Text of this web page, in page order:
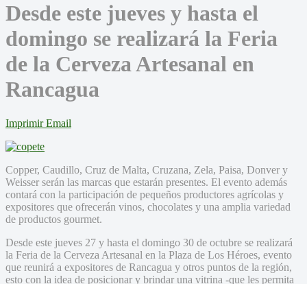
Desde este jueves y hasta el
domingo se realizará la Feria
de la Cerveza Artesanal en
Rancagua
Imprimir Email
Copper, Caudillo, Cruz de Malta, Cruzana, Zela, Paisa, Donver y
Weisser serán las marcas que estarán presentes. El evento además
contará con la participación de pequeños productores agrícolas y
expositores que ofrecerán vinos, chocolates y una amplia variedad
de productos gourmet.
Desde este jueves 27 y hasta el domingo 30 de octubre se realizará
la Feria de la Cerveza Artesanal en la Plaza de Los Héroes, evento
que reunirá a expositores de Rancagua y otros puntos de la región,
esto con la idea de posicionar y brindar una vitrina -que les permita